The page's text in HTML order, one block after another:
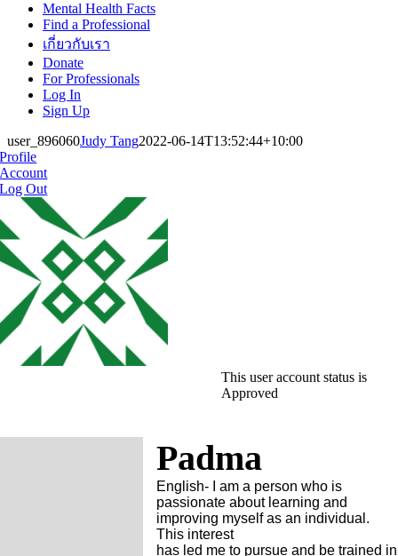
Mental Health Facts
Find a Professional
เกี่ยวกับเรา
Donate
For Professionals
Log In
Sign Up
user_896060Judy Tang2022-06-14T13:52:44+10:00
Profile
Account
Log Out
This user account status is
Approved
Padma
English- I am a person who is
passionate about learning and
improving myself as an individual.
This interest
has led me to pursue and be trained in